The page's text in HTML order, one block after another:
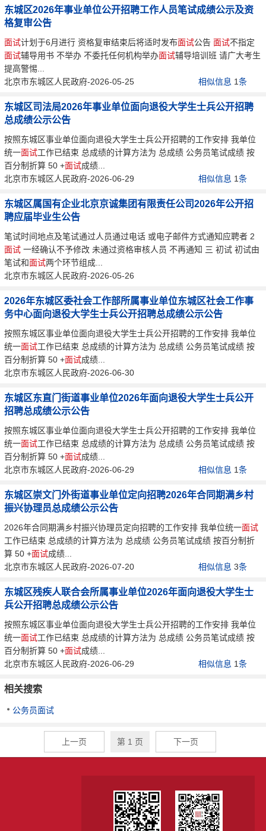
东城区2026年事业单位公开招聘工作人员笔试成绩公示及资
格复审公告
面试计划于6月进行 资格复审结束后将适时发布面试公告 面试不指定
面试辅导用书 不举办 不委托任何机构举办面试辅导培训班 请广大考生
提高警惕...
北京市东城区人民政府-2026-05-25
相似信息 1条
东城区司法局2026年事业单位面向退役大学生士兵公开招聘
总成绩公示公告
按照东城区事业单位面向退役大学生士兵公开招聘的工作安排 我单位
统一面试工作已结束 总成绩的计算方法为 总成绩 公务员笔试成绩 按
百分制折算 50 +面试成绩...
北京市东城区人民政府-2026-06-29
相似信息 1条
东城区属国有企业北京京诚集团有限责任公司2026年公开招
聘应届毕业生公告
笔试时间地点及笔试通过人员通过电话 或电子邮件方式通知应聘者 2
面试 一经确认不予修改 未通过资格审核人员 不再通知 三 初试 初试由
笔试和面试两个环节组成...
北京市东城区人民政府-2026-05-26
2026年东城区委社会工作部所属事业单位东城区社会工作事
务中心面向退役大学生士兵公开招聘总成绩公示公告
按照东城区事业单位面向退役大学生士兵公开招聘的工作安排 我单位
统一面试工作已结束 总成绩的计算方法为 总成绩 公务员笔试成绩 按
百分制折算 50 +面试成绩...
北京市东城区人民政府-2026-06-30
东城区东直门街道事业单位2026年面向退役大学生士兵公开
招聘总成绩公示公告
按照东城区事业单位面向退役大学生士兵公开招聘的工作安排 我单位
统一面试工作已结束 总成绩的计算方法为 总成绩 公务员笔试成绩 按
百分制折算 50 +面试成绩...
北京市东城区人民政府-2026-06-29
相似信息 1条
东城区崇文门外街道事业单位定向招聘2026年合同期满乡村
振兴协理员总成绩公示公告
2026年合同期满乡村振兴协理员定向招聘的工作安排 我单位统一面试
工作已结束 总成绩的计算方法为 总成绩 公务员笔试成绩 按百分制折
算 50 +面试成绩...
北京市东城区人民政府-2026-07-20
相似信息 3条
东城区残疾人联合会所属事业单位2026年面向退役大学生士
兵公开招聘总成绩公示公告
按照东城区事业单位面向退役大学生士兵公开招聘的工作安排 我单位
统一面试工作已结束 总成绩的计算方法为 总成绩 公务员笔试成绩 按
百分制折算 50 +面试成绩...
北京市东城区人民政府-2026-06-29
相似信息 1条
相关搜索
公务员面试
上一页 第 1 页 下一页